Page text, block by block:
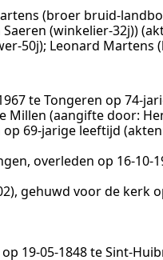
(broer bruid-
(winkelier-32j))
50j); Leonard Martens
teTongeren op 74-
Millen (aangifte door:
op 69-jarige leeftijd
, overleden op
), gehuwd voor de kerk
19‑05‑1848teSint-